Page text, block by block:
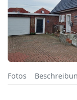
Fotos